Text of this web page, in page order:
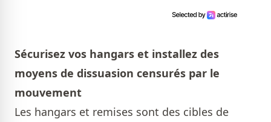
Sécurisez vos hangars et installez des
moyens de dissuasion censurés par le
mouvement
Les hangars et remises sont des cibles de